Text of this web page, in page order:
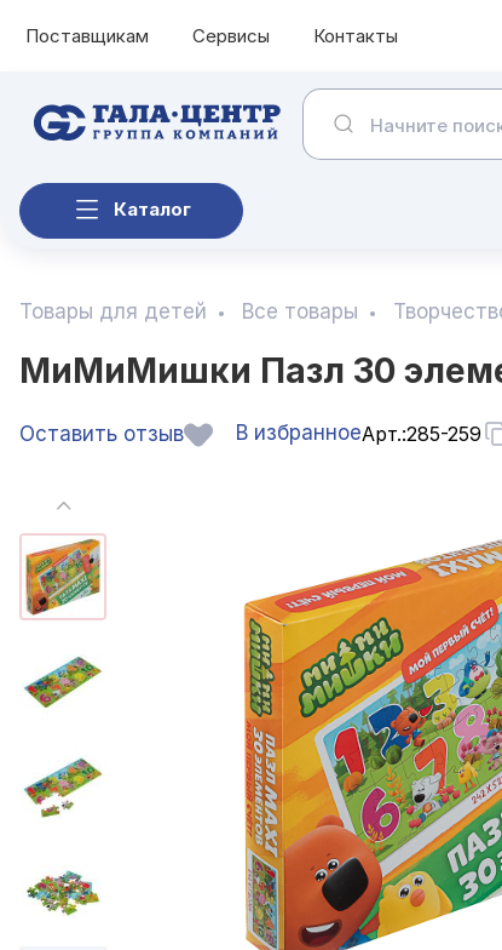
Поставщикам Сервисы Контакты
Каталог
Товары для детей Все товары
МиМиМишки Пазл 30
Оставить отзыв В избранноеАрт.:285-259